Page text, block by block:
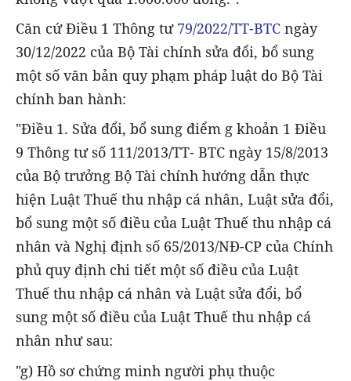
Căn cứ Điều 1 Thông tư 79/2022/TT-BTC ngày
30/12/2022 của Bộ Tài chính sửa đổi, bổ sung
một số văn bản quy phạm pháp luật do Bộ Tài
chính ban hành:
"Điều 1. Sửa đổi, bổ sung điểm g khoản 1 Điều
9 Thông tư số 111/2013/TT- BTC ngày 15/8/2013
của Bộ trưởng Bộ Tài chính hướng dẫn thực
hiện Luật Thuế thu nhập cá nhân, Luật sửa đổi,
bổ sung một số điều của Luật Thuế thu nhập cá
nhân và Nghị định số 65/2013/NĐ-CP của Chính
phủ quy định chi tiết một số điều của Luật
Thuế thu nhập cá nhân và Luật sửa đổi, bổ
sung một số điều của Luật Thuế thu nhập cá
nhân như sau:
"g) Hồ sơ chứng minh người phụ thuộc